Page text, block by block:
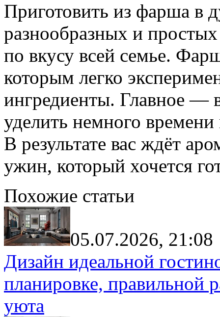
Приготовить из фарша в
разнообразных и
по вкусу всей семье.
которым легко
ингредиенты. Главное —
уделить немного
В результате вас ждёт
ужин, который хочется
Похожие статьи
05.07.2026, 21:08
Дизайн идеальной
планировке, правильной
уюта